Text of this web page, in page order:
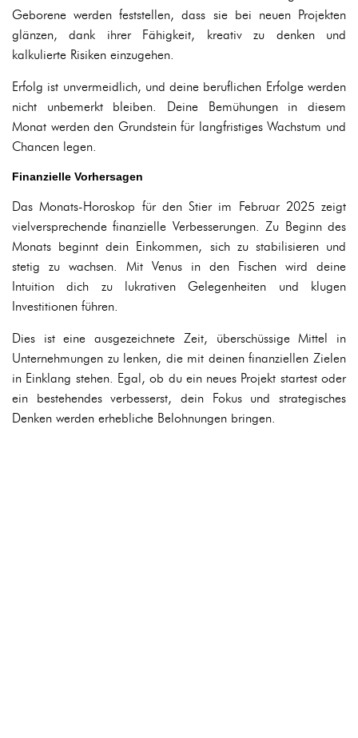
Geborene werden feststellen, dass sie bei neuen Projekten
glänzen, dank ihrer Fähigkeit, kreativ zu denken und
kalkulierte Risiken einzugehen.
Erfolg ist unvermeidlich, und deine beruflichen Erfolge werden
nicht unbemerkt bleiben. Deine Bemühungen in diesem
Monat werden den Grundstein für langfristiges Wachstum und
Chancen legen.
Finanzielle Vorhersagen
Das Monats-Horoskop für den Stier im Februar 2025 zeigt
vielversprechende finanzielle Verbesserungen. Zu Beginn des
Monats beginnt dein Einkommen, sich zu stabilisieren und
stetig zu wachsen. Mit Venus in den Fischen wird deine
Intuition dich zu lukrativen Gelegenheiten und klugen
Investitionen führen.
Dies ist eine ausgezeichnete Zeit, überschüssige Mittel in
Unternehmungen zu lenken, die mit deinen finanziellen Zielen
in Einklang stehen. Egal, ob du ein neues Projekt startest oder
ein bestehendes verbesserst, dein Fokus und strategisches
Denken werden erhebliche Belohnungen bringen.